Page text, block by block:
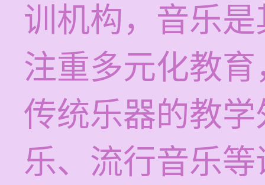
训机构，音乐
注重多元化教
传统乐器的教
乐、流行音乐